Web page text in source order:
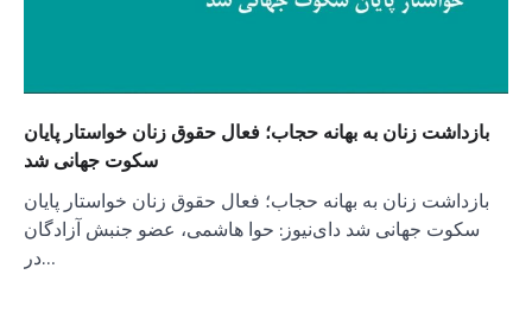
بازداشت زنان به بهانه حجاب؛ فعال حقوق زنان خواستار پایان
سکوت جهانی شد
بازداشت زنان به بهانه حجاب؛ فعال حقوق زنان خواستار پایان
سکوت جهانی شد دای‌نیوز: حوا هاشمی، عضو جنبش آزادگان
در…